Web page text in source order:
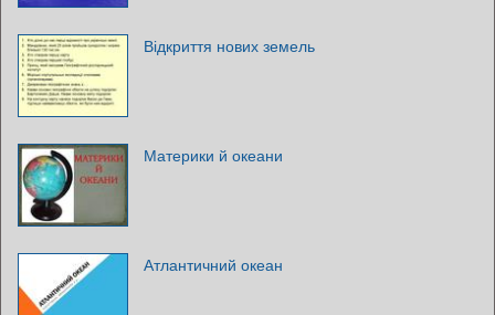
Відкриття нових земель
Материки й океани
Атлантичний океан